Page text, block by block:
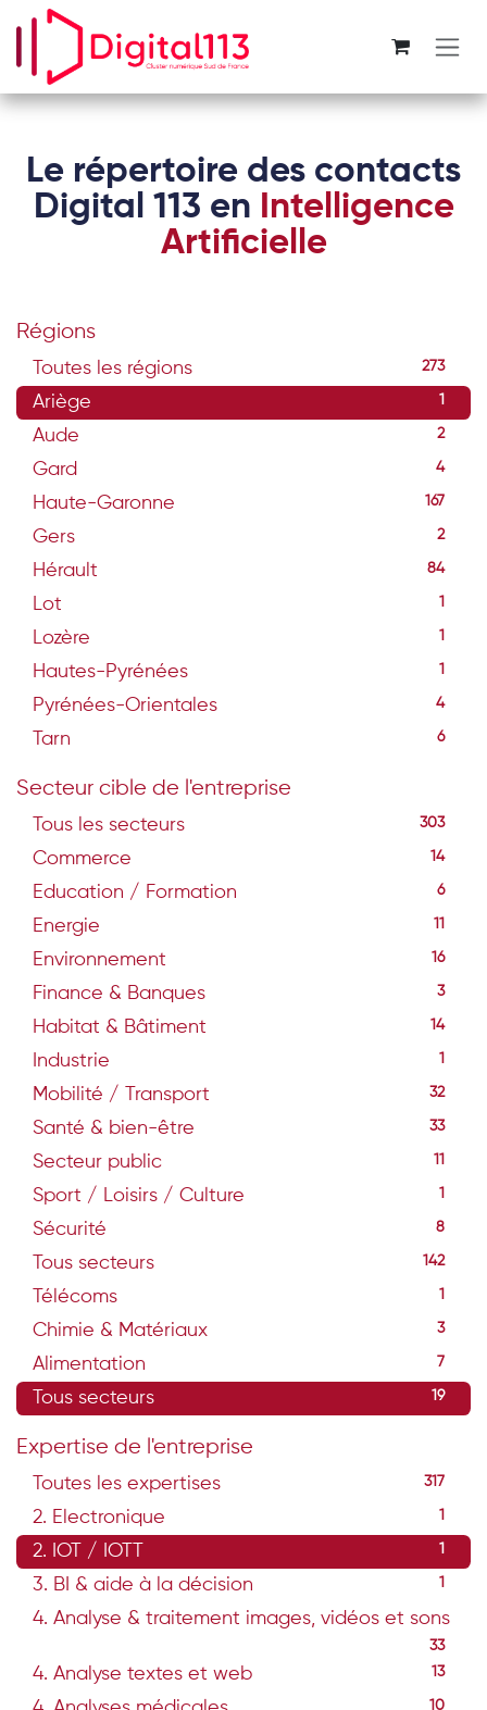
Se rendre au contenu
Le répertoire des contacts
Digital 113 en Intelligence
Artificielle
Régions
Toutes les régions 273
Ariège 1
Aude 2
Gard 4
Haute-Garonne 167
Gers 2
Hérault 84
Lot 1
Lozère 1
Hautes-Pyrénées 1
Pyrénées-Orientales 4
Tarn 6
Secteur cible de l'entreprise
Tous les secteurs 303
Commerce 14
Education / Formation 6
Energie 11
Environnement 16
Finance & Banques 3
Habitat & Bâtiment 14
Industrie 1
Mobilité / Transport 32
Santé & bien-être 33
Secteur public 11
Sport / Loisirs / Culture 1
Sécurité 8
Tous secteurs 142
Télécoms 1
Chimie & Matériaux 3
Alimentation 7
Tous secteurs 19
Expertise de l'entreprise
Toutes les expertises 317
2. Electronique 1
2. IOT / IOTT 1
3. BI & aide à la décision 1
4. Analyse & traitement images, vidéos et sons
33
4. Analyse textes et web 13
10